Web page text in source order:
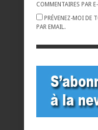
COMMENTAIRES PAR
PRÉVENEZ-MOI DE
PAR EMAIL.